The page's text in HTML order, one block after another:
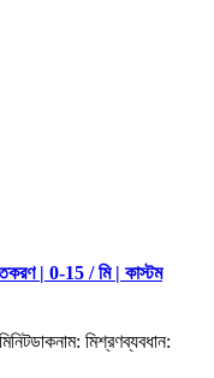
| 0-15 / মি | কাস্টম
মিশ্রণব্যবধান: